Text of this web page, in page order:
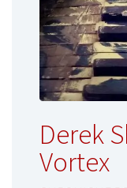
Derek
Vortex